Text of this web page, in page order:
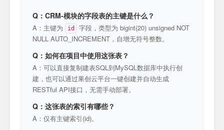
Q：CRM-模块的字段表的主键是什么？
A：主键为 id
字段，类型为 bigint(20) unsigned NOT
NULL AUTO_INCREMENT，自增无符号整数。
Q：如何在项目中使用这张表？
A：可以直接复制建表SQL到MySQL数据库中执行创
建，也可以通过果创云平台一键创建并自动生成
RESTful API接口，无需手动部署。
Q：这张表的索引有哪些？
A：仅有主键索引(id)。